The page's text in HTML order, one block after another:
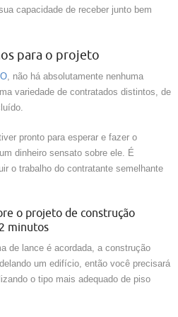
capacidade de receber junto bem
para o projeto
, não há absolutamente nenhuma
variedade de contratados distintos, de
pronto para esperar e fazer o
dinheiro sensato sobre ele. É
o trabalho do contratante semelhante
o projeto de construção
minutos
de lance é acordada, a construção
um edifício, então você precisará
o tipo mais adequado de piso